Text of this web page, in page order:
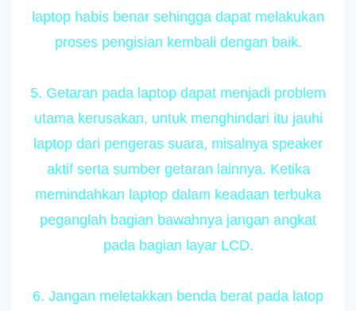
laptop habis benar sehingga dapat melakukan
proses pengisian kembali dengan baik.
5. Getaran pada laptop dapat menjadi problem
utama kerusakan, untuk menghindari itu jauhi
laptop dari pengeras suara, misalnya speaker
aktif serta sumber getaran lainnya. Ketika
memindahkan laptop dalam keadaan terbuka
peganglah bagian bawahnya jangan angkat
pada bagian layar LCD.
6. Jangan meletakkan benda berat pada latop